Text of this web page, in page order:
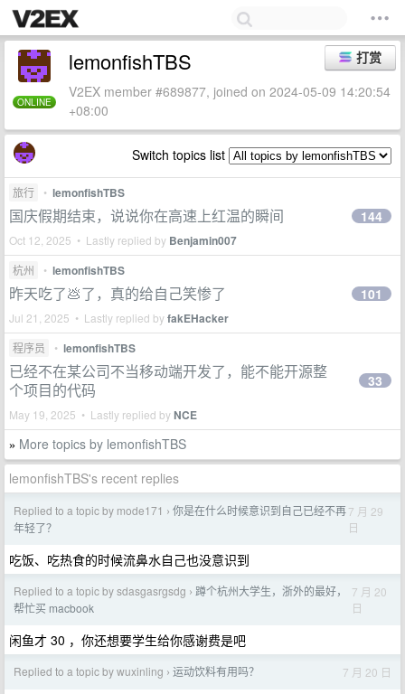
ONLINE
打赏
lemonfishTBS
V2EX member #689877, joined on 2024-05-09 14:20:54
+08:00
Switch topics list
旅行 • lemonfishTBS
国庆假期结束，说说你在高速上红温的瞬间
Oct 12, 2025 • Lastly replied by Benjamin007
144
杭州 • lemonfishTBS
昨天吃了💩了，真的给自己笑惨了
Jul 21, 2025 • Lastly replied byfakEHacker
101
程序员 • lemonfishTBS
已经不在某公司不当移动端开发了，能不能开源整
个项目的代码
May 19, 2025 • Lastly replied byNCE
33
» More topics by lemonfishTBS
lemonfishTBS's recent replies
Replied to a topic by mode171 › 你是在什么时候意识到自己已经不再
年轻了？
7 月 29
日
吃饭、吃热食的时候流鼻水自己也没意识到
Replied to a topic by sdasgasrgsdg › 蹲个杭州大学生，浙外的最好，
帮忙买 macbook
7 月 20
日
闲鱼才 30 ，你还想要学生给你感谢费是吧
Replied to a topic by wuxinling › 运动饮料有用吗？ 7 月 20 日